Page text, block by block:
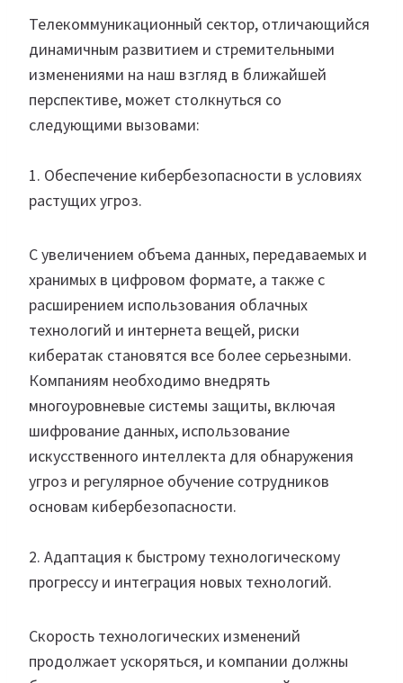
Телекоммуникационный сектор, отличающийся
динамичным развитием и стремительными
изменениями на наш взгляд в ближайшей
перспективе, может столкнуться со
следующими вызовами:
1. Обеспечение кибербезопасности в условиях
растущих угроз.
С увеличением объема данных, передаваемых и
хранимых в цифровом формате, а также с
расширением использования облачных
технологий и интернета вещей, риски
кибератак становятся все более серьезными.
Компаниям необходимо внедрять
многоуровневые системы защиты, включая
шифрование данных, использование
искусственного интеллекта для обнаружения
угроз и регулярное обучение сотрудников
основам кибербезопасности.
2. Адаптация к быстрому технологическому
прогрессу и интеграция новых технологий.
Скорость технологических изменений
продолжает ускоряться, и компании должны